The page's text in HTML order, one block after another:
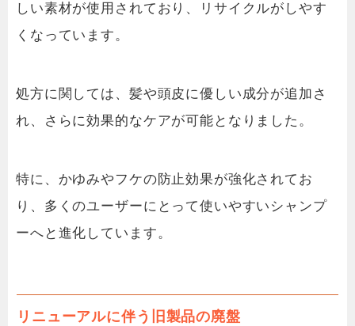
しい素材が使用されており、リサイクルがしやす
くなっています。
処方に関しては、髪や頭皮に優しい成分が追加さ
れ、さらに効果的なケアが可能となりました。
特に、かゆみやフケの防止効果が強化されてお
り、多くのユーザーにとって使いやすいシャンプ
ーへと進化しています。
リニューアルに伴う旧製品の廃盤